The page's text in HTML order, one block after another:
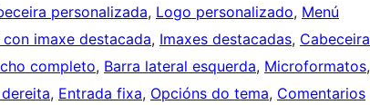
personalizada, Logo personalizado, Menú
imaxe destacada, Imaxes destacadas, Cabeceira
completo, Barra lateral esquerda, Microformatos
, Entrada fixa, Opcións do tema, Comentarios